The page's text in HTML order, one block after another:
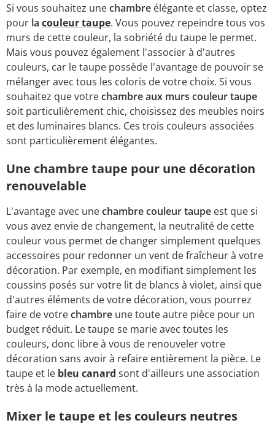
Si vous souhaitez unechambre élégante et classe, optez
pour la couleur taupe. Vous pouvez repeindre tous vos
murs de cette couleur, la sobriété du taupe le permet.
Mais vous pouvez également l'associer à d'autres
couleurs, car le taupe possède l'avantage de pouvoir se
mélanger avec tous les coloris de votre choix. Si vous
souhaitez que votrechambre aux murs couleur taupe
soit particulièrement chic, choisissez des meubles noirs
et des luminaires blancs. Ces trois couleurs associées
sont particulièrement élégantes.
Une chambre taupe pour une décoration
renouvelable
L'avantage avec unechambre couleur taupe est que si
vous avez envie de changement, la neutralité de cette
couleur vous permet de changer simplement quelques
accessoires pour redonner un vent de fraîcheur à votre
décoration. Par exemple, en modifiant simplement les
coussins posés sur votre lit de blancs à violet, ainsi que
d'autres éléments de votre décoration, vous pourrez
faire de votrechambre une toute autre pièce pour un
budget réduit. Le taupe se marie avec toutes les
couleurs, donc libre à vous de renouveler votre
décoration sans avoir à refaire entièrement la pièce. Le
taupe et le bleu canard sont d'ailleurs une association
très à la mode actuellement.
Mixer le taupe et les couleurs neutres